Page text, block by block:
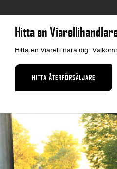
Hitta en
Hitta en Viarelli nära dig.
HITTA ÅTERFÖRSÄLJARE